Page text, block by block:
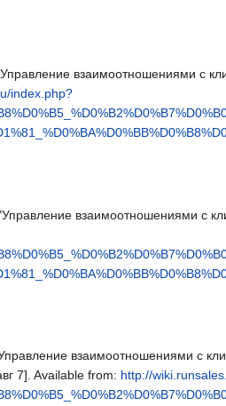
взаимоотношениями с
index.php?
взаимоотношениями с
взаимоотношениями с
7]. Available from: http://